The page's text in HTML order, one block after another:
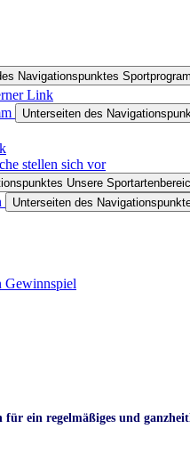
Navigationspunktes
Link
Unterseiten des
stellen sich vor
Unsere
Unterseiten des
Gewinnspiel
ein regelmäßiges und